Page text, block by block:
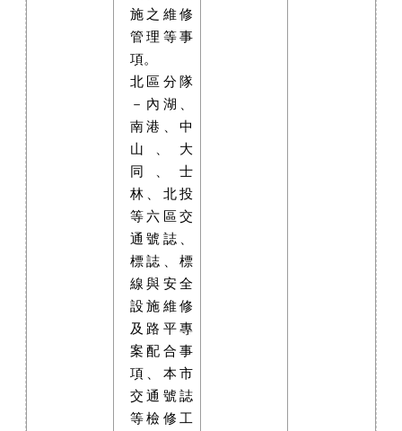
施之維修
管理等事
項。
北區分隊
－內湖、
南港、中
山、大
同、士
林、北投
等六區交
通號誌、
標誌、標
線與安全
設施維修
及路平專
案配合事
項、本市
交通號誌
等檢修工